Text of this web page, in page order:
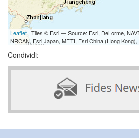
Leaflet | Tiles © Esri — Source: Esri, DeLorme,
NRCAN, Esri Japan, METI, Esri China (Hong
Condividi: